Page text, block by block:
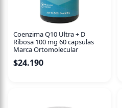
Coenzima Q10 Ultra + D
Ribosa 100 mg 60 capsulas
Marca Ortomolecular
$24.190